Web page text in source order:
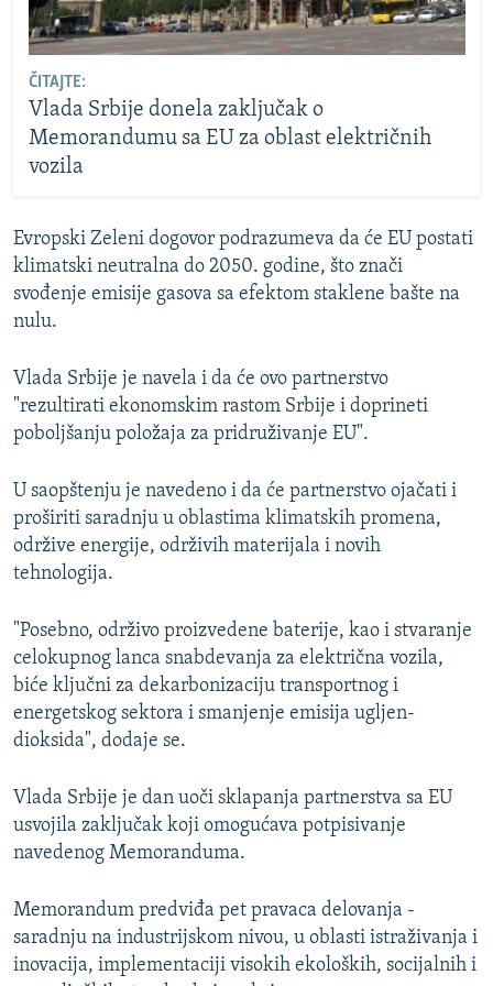
ČITAJTE:
Vlada Srbije donela zaključak o
Memorandumu sa EU za oblast električnih
vozila
Evropski Zeleni dogovor podrazumeva da će EU postati
klimatski neutralna do 2050. godine, što znači
svođenje emisije gasova sa efektom staklene bašte na
nulu.
Vlada Srbije je navela i da će ovo partnerstvo
"rezultirati ekonomskim rastom Srbije i doprineti
poboljšanju položaja za pridruživanje EU".
U saopštenju je navedeno i da će partnerstvo ojačati i
proširiti saradnju u oblastima klimatskih promena,
održive energije, održivih materijala i novih
tehnologija.
"Posebno, održivo proizvedene baterije, kao i stvaranje
celokupnog lanca snabdevanja za električna vozila,
biće ključni za dekarbonizaciju transportnog i
energetskog sektora i smanjenje emisija ugljen-
dioksida", dodaje se.
Vlada Srbije je dan uoči sklapanja partnerstva sa EU
usvojila zaključak koji omogućava potpisivanje
navedenog Memoranduma.
Memorandum predviđa pet pravaca delovanja -
saradnju na industrijskom nivou, u oblasti istraživanja i
inovacija, implementaciji visokih ekoloških, socijalnih i